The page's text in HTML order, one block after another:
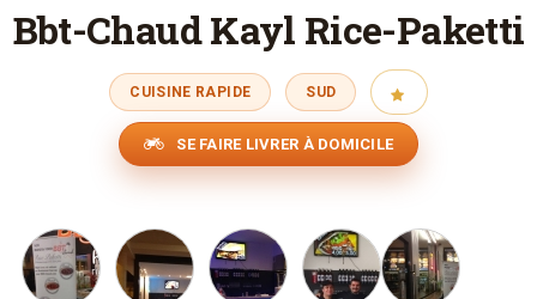
Bbt-Chaud Kayl Rice-Paketti
CUISINE RAPIDE SUD
SE FAIRE LIVRER À DOMICILE